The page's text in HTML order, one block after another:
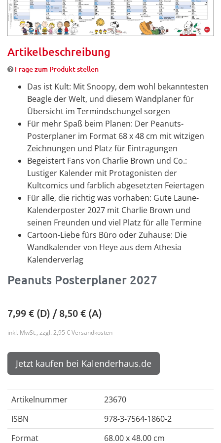
Artikelbeschreibung
Frage zum Produkt stellen
Das ist Kult: Mit Snoopy, dem wohl bekanntesten
Beagle der Welt, und diesem Wandplaner für
Übersicht im Termindschungel sorgen
Für mehr Spaß beim Planen: Der Peanuts-
Posterplaner im Format 68 x 48 cm mit witzigen
Zeichnungen und Platz für Eintragungen
Begeistert Fans von Charlie Brown und Co.:
Lustiger Kalender mit Protagonisten der
Kultcomics und farblich abgesetzten Feiertagen
Für alle, die richtig was vorhaben: Gute Laune-
Kalenderposter 2027 mit Charlie Brown und
seinen Freunden und viel Platz für alle Termine
Cartoon-Liebe fürs Büro oder Zuhause: Die
Wandkalender von Heye aus dem Athesia
Kalenderverlag
Peanuts Posterplaner 2027
7,99€ (D) /8,50€ (A)
inkl. MwSt., zzgl. 2,95 € Versandkosten
Jetzt kaufen bei Kalenderhaus.de
Artikelnummer
23670
ISBN
978-3-7564-1860-2
Format
68.00 x 48.00 cm